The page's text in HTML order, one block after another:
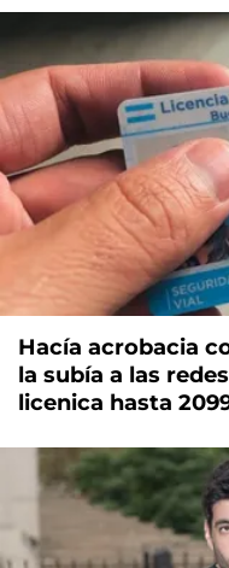
Hacía acrobacia
la subía a las
licenica hasta